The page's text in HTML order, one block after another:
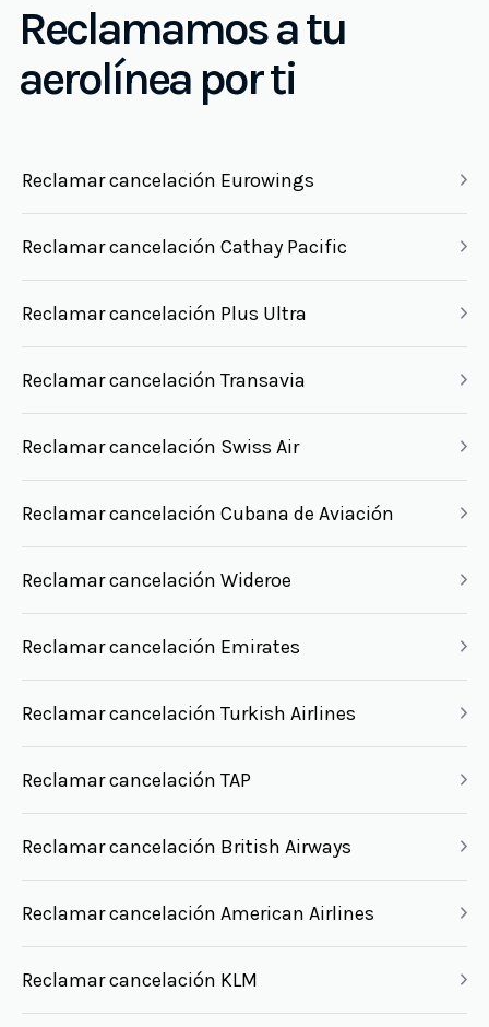
Reclamamos a tu
aerolínea por ti
Reclamar cancelación Eurowings
Reclamar cancelación Cathay Pacific
Reclamar cancelación Plus Ultra
Reclamar cancelación Transavia
Reclamar cancelación Swiss Air
Reclamar cancelación Cubana de Aviación
Reclamar cancelación Wideroe
Reclamar cancelación Emirates
Reclamar cancelación Turkish Airlines
Reclamar cancelación TAP
Reclamar cancelación British Airways
Reclamar cancelación American Airlines
Reclamar cancelación KLM